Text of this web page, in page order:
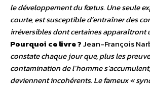
le développement du fœtus. Une seule
courte, est susceptible d’entraîner des
irréversibles dont certaines apparaîtront
Pourquoi ce livre ?Jean-François
constate chaque jour que, plus les
contamination de l’homme
deviennent incohérents. Le fameux «